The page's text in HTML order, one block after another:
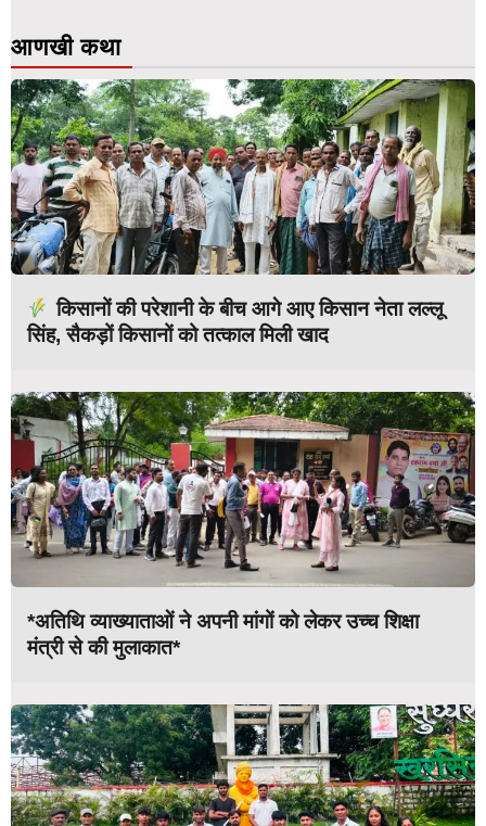
आणखी कथा
किसानों की परेशानी के बीच आगे आए किसान नेता लल्लू
सिंह, सैकड़ों किसानों को तत्काल मिली खाद
*अतिथि व्याख्याताओं ने अपनी मांगों को लेकर उच्च शिक्षा
मंत्री से की मुलाकात*